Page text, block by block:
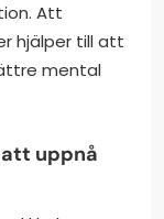
Att
hjälper till att
mental
uppnå